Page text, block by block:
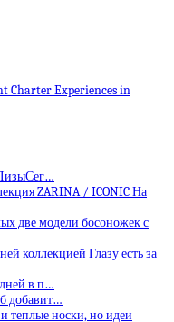
Charter Experiences in
ZARINA / ICONIC На
две модели босоножек с
коллекцией Глазу есть за
в п…
добавит…
теплые носки, но идеи